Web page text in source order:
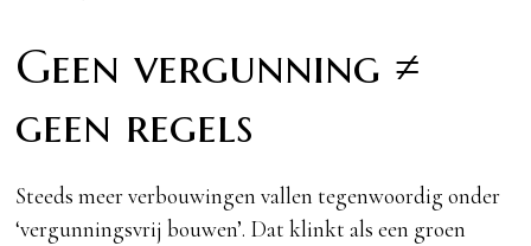
Geen vergunning ≠
geen regels
Steeds meer verbouwingen vallen tegenwoordig onder
‘vergunningsvrij bouwen’. Dat klinkt als een groen